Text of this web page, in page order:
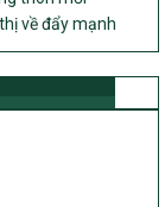
về đẩy mạnh
nông thôn mới,
vùng đồng bào
trên địa bàn tỉnh